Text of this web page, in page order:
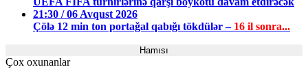
21:30 / 06 Avqust 2026
Çölə 12 min ton portağal qabığı tökdülər – 16 il sonra...
Hamısı
Çox oxunanlar